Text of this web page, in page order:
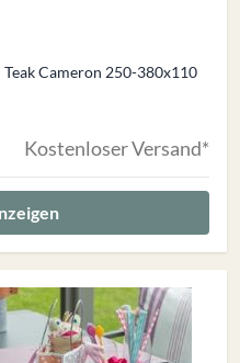
Cameron 250-380x110
Kostenloser Versand*